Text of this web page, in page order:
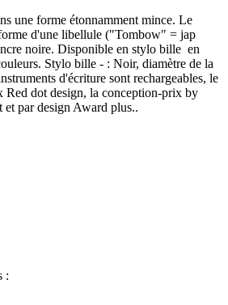
une forme étonnamment mince. Le
d'une libellule ("Tombow" = jap
noire. Disponible en stylo bille en
Stylo bille - : Noir, diamètre de la
d'écriture sont rechargeables, le
dot design, la conception-prix by
par design Award plus..
: